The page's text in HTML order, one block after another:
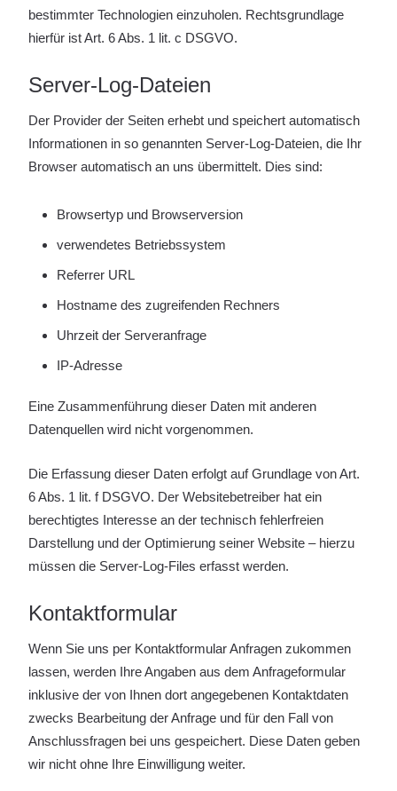
bestimmter Technologien einzuholen. Rechtsgrundlage
hierfür ist Art. 6 Abs. 1 lit. c DSGVO.
Server-Log-Dateien
Der Provider der Seiten erhebt und speichert automatisch
Informationen in so genannten Server-Log-Dateien, die Ihr
Browser automatisch an uns übermittelt. Dies sind:
Browsertyp und Browserversion
verwendetes Betriebssystem
Referrer URL
Hostname des zugreifenden Rechners
Uhrzeit der Serveranfrage
IP-Adresse
Eine Zusammenführung dieser Daten mit anderen
Datenquellen wird nicht vorgenommen.
Die Erfassung dieser Daten erfolgt auf Grundlage von Art.
6 Abs. 1 lit. f DSGVO. Der Websitebetreiber hat ein
berechtigtes Interesse an der technisch fehlerfreien
Darstellung und der Optimierung seiner Website – hierzu
müssen die Server-Log-Files erfasst werden.
Kontaktformular
Wenn Sie uns per Kontaktformular Anfragen zukommen
lassen, werden Ihre Angaben aus dem Anfrageformular
inklusive der von Ihnen dort angegebenen Kontaktdaten
zwecks Bearbeitung der Anfrage und für den Fall von
Anschlussfragen bei uns gespeichert. Diese Daten geben
wir nicht ohne Ihre Einwilligung weiter.